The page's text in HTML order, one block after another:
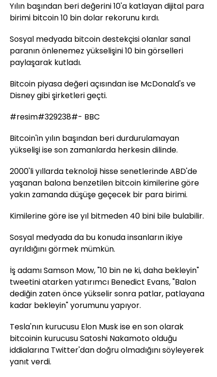
Yılın başından beri değerini 10'a katlayan dijital para
birimi bitcoin 10 bin dolar rekorunu kırdı.
Sosyal medyada bitcoin destekçisi olanlar sanal
paranın önlenemez yükselişini 10 bin görselleri
paylaşarak kutladı.
Bitcoin piyasa değeri açısından ise McDonald's ve
Disney gibi şirketleri geçti.
#resim#329238#- BBC
Bitcoin'in yılın başından beri durdurulamayan
yükselişi ise son zamanlarda herkesin dilinde.
2000'li yıllarda teknoloji hisse senetlerinde ABD'de
yaşanan balona benzetilen bitcoin kimilerine göre
yakın zamanda düşüşe geçecek bir para birimi.
Kimilerine göre ise yıl bitmeden 40 bini bile bulabilir.
Sosyal medyada da bu konuda insanların ikiye
ayrıldığını görmek mümkün.
İş adamı Samson Mow, "10 bin ne ki, daha bekleyin"
tweetini atarken yatırımcı Benedict Evans, "Balon
dediğin zaten önce yükselir sonra patlar, patlayana
kadar bekleyin" yorumunu yapıyor.
Tesla'nın kurucusu Elon Musk ise en son olarak
bitcoinin kurucusu Satoshi Nakamoto olduğu
iddialarına Twitter'dan doğru olmadığını söyleyerek
yanıt verdi.